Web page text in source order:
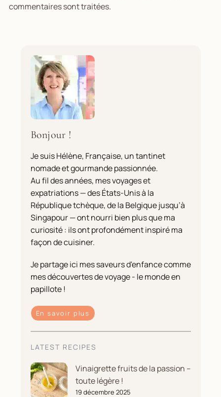
commentaires sont traitées.
Bonjour !
Je suis Hélène, Française, un tantinet
nomade et gourmande passionnée.
Au fil des années, mes voyages et
expatriations — des États-Unis à la
République tchèque, de la Belgique jusqu’à
Singapour — ont nourri bien plus que ma
curiosité : ils ont profondément inspiré ma
façon de cuisiner.
Je partage ici mes saveurs d'enfance comme
mes découvertes de voyage - le monde en
papillote !
En savoir plus
LATEST RECIPES
Vinaigrette fruits de la passion –
toute légère !
19 décembre 2025